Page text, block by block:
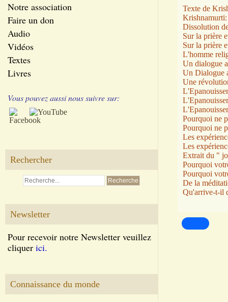
Notre association
Faire un don
Audio
Vidéos
Textes
Livres
Vous pouvez aussi nous suivre sur:
Rechercher
Newsletter
Pour recevoir notre Newsletter veuillez
cliquer ici.
Connaissance du monde
Texte de
Krishnamurti:
Dissolution
Sur la prière
Sur la prière
L'homme
Un dialogue
Un Dialogue
Une
Pourquoi ne
Pourquoi ne
Les
Les
Extrait du "
Pourquoi
Pourquoi
De la
Qu'arrive-t-il